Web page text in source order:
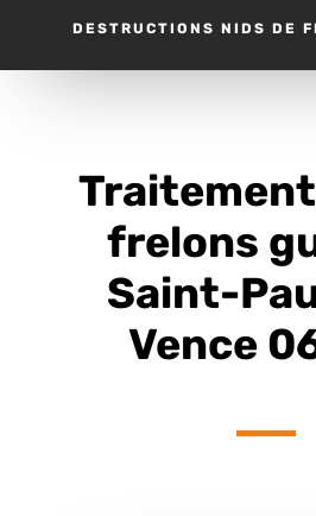
DESTRUCTIONS NIDS DE
frelons
Saint-
Vence